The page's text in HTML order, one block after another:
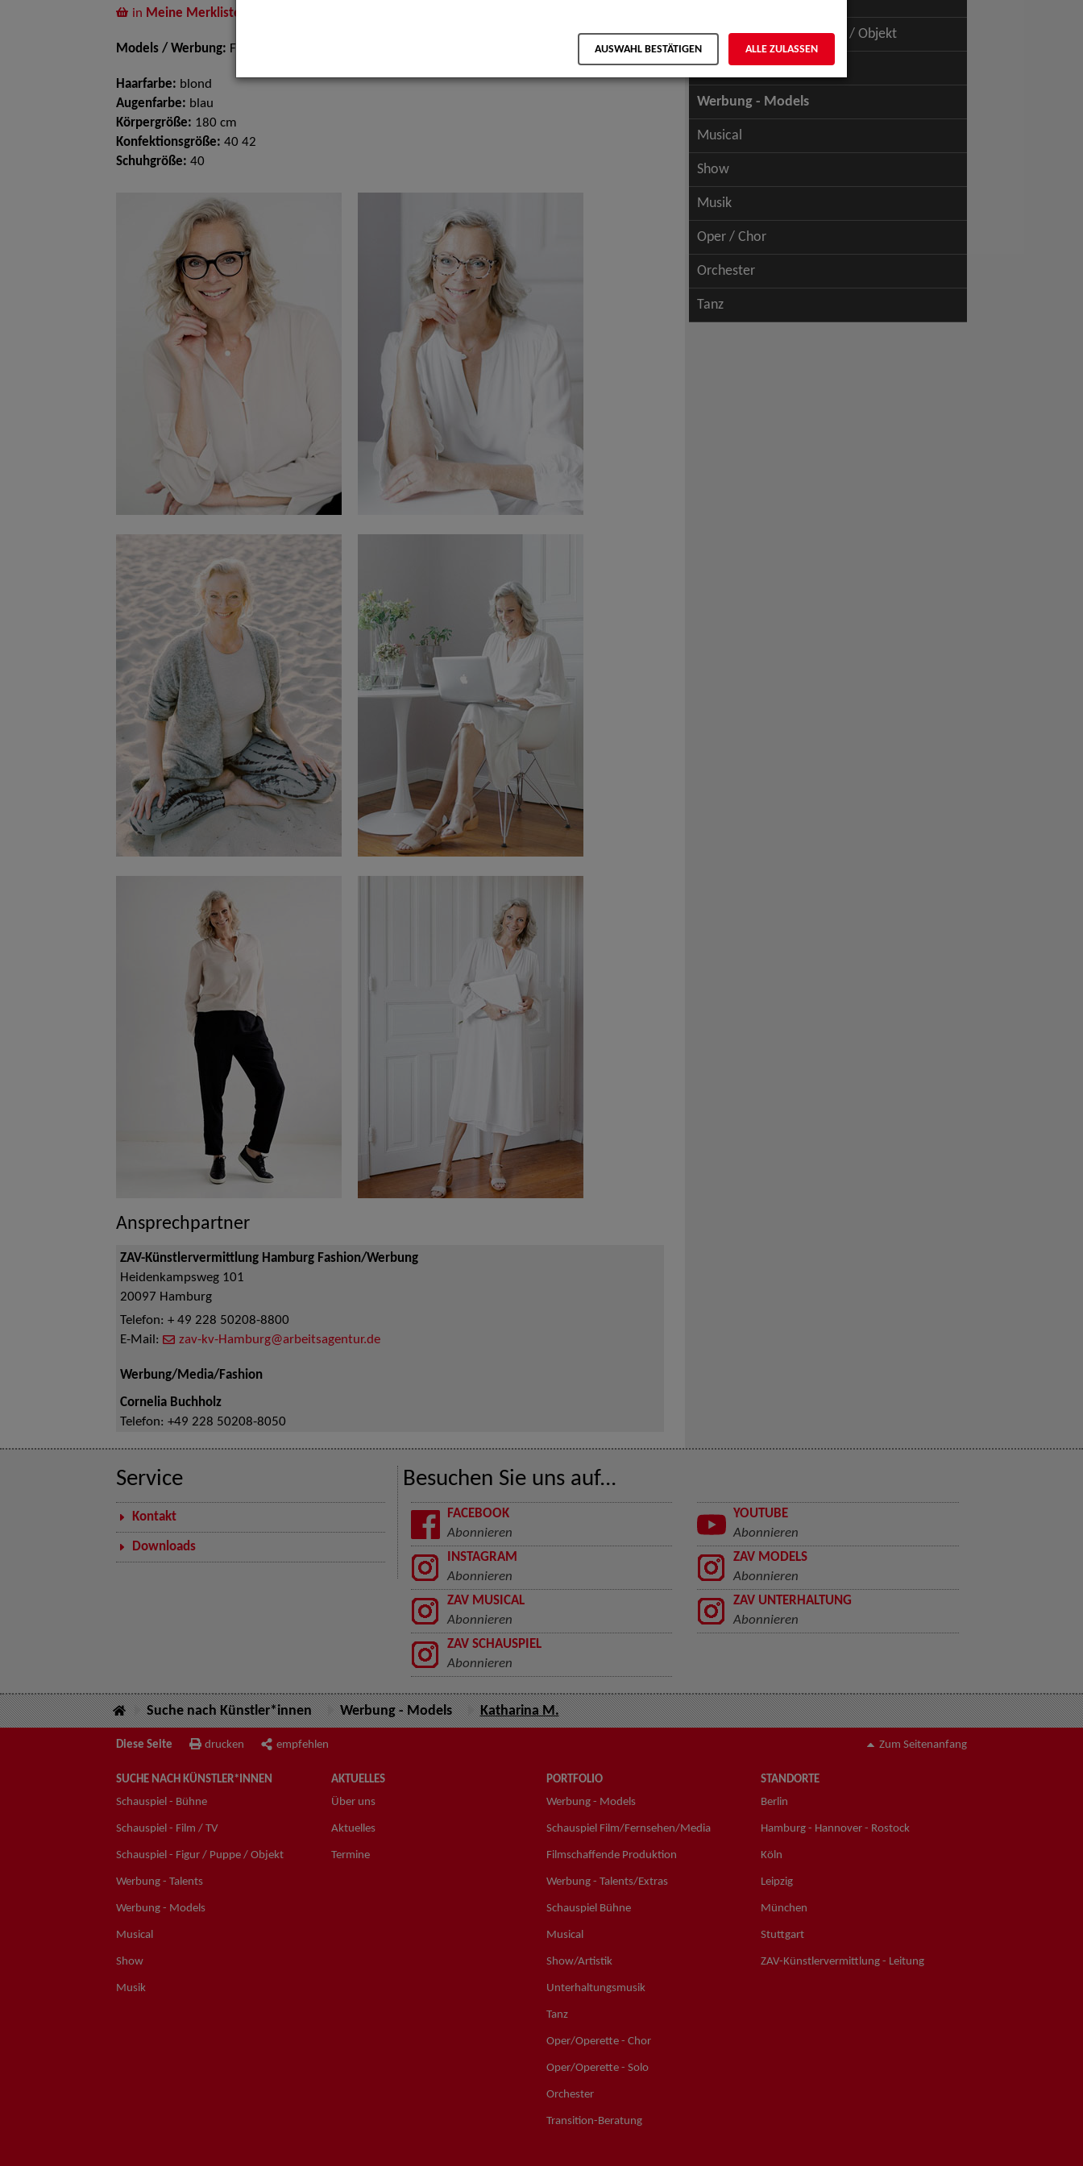
in Meine Merkliste
Models / Werbung: Fotomodell
Haarfarbe: blond
Augenfarbe: blau
Körpergröße: 180 cm
Konfektionsgröße: 40 42
Schuhgröße: 40
Ansprechpartner
ZAV-Künstlervermittlung Hamburg Fashion/Werbung
Heidenkampsweg 101
20097 Hamburg
Telefon: + 49 228 50208-8800
E-Mail:
zav-kv-Hamburg@arbeitsagentur.de
Werbung/Media/Fashion
Cornelia Buchholz
Telefon: +49 228 50208-8050
Schauspiel - Figur / Puppe / Objekt
Werbung - Talents
Werbung - Models
Musical
Show
Musik
Oper / Chor
Orchester
Tanz
Service
Kontakt
Downloads
Besuchen Sie uns auf...
FACEBOOK
Abonnieren
YOUTUBE
Abonnieren
INSTAGRAM
Abonnieren
ZAV MODELS
Abonnieren
ZAV MUSICAL
Abonnieren
ZAV UNTERHALTUNG
Abonnieren
ZAV SCHAUSPIEL
Abonnieren
Suche nach Künstler*innen Werbung - Models Katharina M.
Diese Seite drucken empfehlen Zum Seitenanfang
SUCHE NACH KÜNSTLER*INNEN
Schauspiel - Bühne
Schauspiel - Film / TV
Schauspiel - Figur / Puppe / Objekt
Werbung - Talents
Werbung - Models
Musical
Show
Musik
AKTUELLES
Über uns
Aktuelles
Termine
PORTFOLIO
Werbung - Models
Schauspiel Film/Fernsehen/Media
Filmschaffende Produktion
Werbung - Talents/Extras
Schauspiel Bühne
Musical
Show/Artistik
Unterhaltungsmusik
Tanz
Oper/Operette - Chor
Oper/Operette - Solo
Orchester
Transition-Beratung
STANDORTE
Berlin
Hamburg - Hannover - Rostock
Köln
Leipzig
München
Stuttgart
ZAV-Künstlervermittlung - Leitung
AUSWAHL BESTÄTIGEN ALLE ZULASSEN